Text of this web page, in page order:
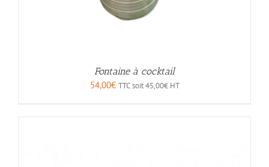
Fontaine à cocktail
54,00€ TTC soit45,00€HT